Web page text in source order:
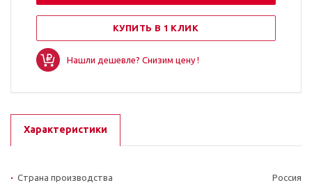
КУПИТЬ В 1 КЛИК
Нашли дешевле? Снизим цену !
Характеристики
Страна производства
Россия